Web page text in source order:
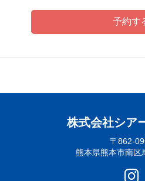
株式会社シア
〒862-
熊本県熊本市南区